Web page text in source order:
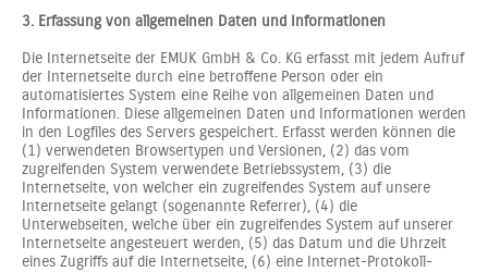
3. Erfassung von allgemeinen Daten und Informationen
Die Internetseite der EMUK GmbH & Co. KG erfasst mit jedem Aufruf
der Internetseite durch eine betroffene Person oder ein
automatisiertes System eine Reihe von allgemeinen Daten und
Informationen. Diese allgemeinen Daten und Informationen werden
in den Logfiles des Servers gespeichert. Erfasst werden können die
(1) verwendeten Browsertypen und Versionen, (2) das vom
zugreifenden System verwendete Betriebssystem, (3) die
Internetseite, von welcher ein zugreifendes System auf unsere
Internetseite gelangt (sogenannte Referrer), (4) die
Unterwebseiten, welche über ein zugreifendes System auf unserer
Internetseite angesteuert werden, (5) das Datum und die Uhrzeit
eines Zugriffs auf die Internetseite, (6) eine Internet-Protokoll-